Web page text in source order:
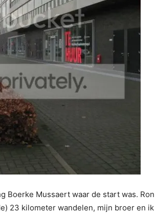
Boerke Mussaert waar de start was. Ron
23 kilometer wandelen, mijn broer en ik